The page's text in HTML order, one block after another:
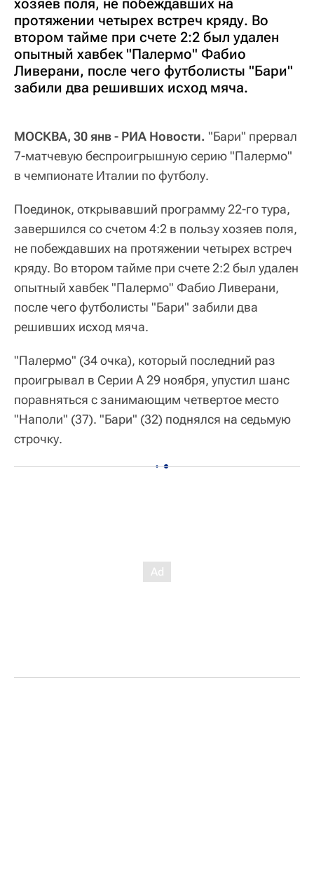
хозяев поля, не побеждавших на
протяжении четырех встреч кряду. Во
втором тайме при счете 2:2 был удален
опытный хавбек "Палермо" Фабио
Ливерани, после чего футболисты "Бари"
забили два решивших исход мяча.
МОСКВА, 30 янв - РИА Новости. "Бари" прервал
7-матчевую беспроигрышную серию "Палермо"
в чемпионате Италии по футболу.
Поединок, открывавший программу 22-го тура,
завершился со счетом 4:2 в пользу хозяев поля,
не побеждавших на протяжении четырех встреч
кряду. Во втором тайме при счете 2:2 был удален
опытный хавбек "Палермо" Фабио Ливерани,
после чего футболисты "Бари" забили два
решивших исход мяча.
"Палермо" (34 очка), который последний раз
проигрывал в Серии А 29 ноября, упустил шанс
поравняться с занимающим четвертое место
"Наполи" (37). "Бари" (32) поднялся на седьмую
строчку.